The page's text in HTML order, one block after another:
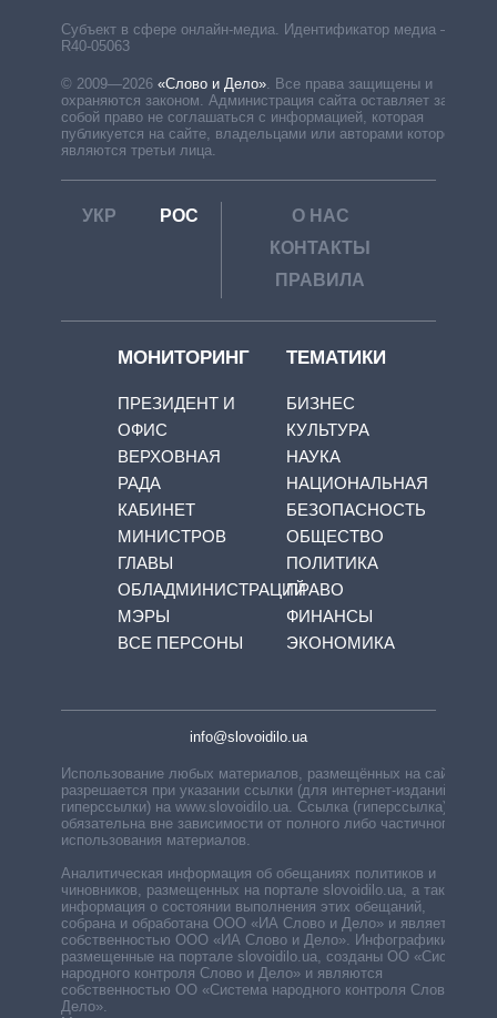
Субъект в сфере онлайн-медиа. Идентификатор медиа –
R40-05063
© 2009—2026 «Слово и Дело»
Все права защищены и
охраняются законом. Администрация сайта оставляет за
собой право не соглашаться с информацией, которая
публикуется на сайте, владельцами или авторами которой
являются третьи лица.
УКР РОС
О НАС
КОНТАКТЫ
ПРАВИЛА
МОНИТОРИНГ
ПРЕЗИДЕНТ И
ОФИС
ВЕРХОВНАЯ
РАДА
КАБИНЕТ
МИНИСТРОВ
ГЛАВЫ
ОБЛАДМИНИСТРАЦИЙ
МЭРЫ
ВСЕ ПЕРСОНЫ
ТЕМАТИКИ
БИЗНЕС
КУЛЬТУРА
НАУКА
НАЦИОНАЛЬНАЯ
БЕЗОПАСНОСТЬ
ОБЩЕСТВО
ПОЛИТИКА
ПРАВО
ФИНАНСЫ
ЭКОНОМИКА
info@slovoidilo.ua
Использование любых материалов, размещённых на сайте,
разрешается при указании ссылки (для интернет-изданий —
гиперссылки) на www.slovoidilo.ua. Ссылка (гиперссылка)
обязательна вне зависимости от полного либо частичного
использования материалов.
Аналитическая информация об обещаниях политиков и
чиновников, размещенных на портале slovoidilo.ua, а также
информация о состоянии выполнения этих обещаний,
собрана и обработана ООО «ИА Слово и Дело» и является
собственностью ООО «ИА Слово и Дело». Инфографики,
размещенные на портале slovoidilo.ua, созданы ОО «Система
народного контроля Слово и Дело» и являются
собственностью ОО «Система народного контроля Слово и
Дело».